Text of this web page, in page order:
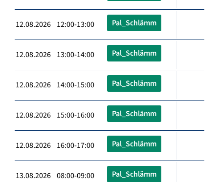
12.08.2026 12:00-13:00 Pal_Schlämm
12.08.2026 13:00-14:00 Pal_Schlämm
12.08.2026 14:00-15:00 Pal_Schlämm
12.08.2026 15:00-16:00 Pal_Schlämm
12.08.2026 16:00-17:00 Pal_Schlämm
13.08.2026 08:00-09:00 Pal_Schlämm